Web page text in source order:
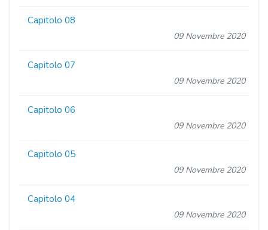
Capitolo 08
09 Novembre 2020
Capitolo 07
09 Novembre 2020
Capitolo 06
09 Novembre 2020
Capitolo 05
09 Novembre 2020
Capitolo 04
09 Novembre 2020